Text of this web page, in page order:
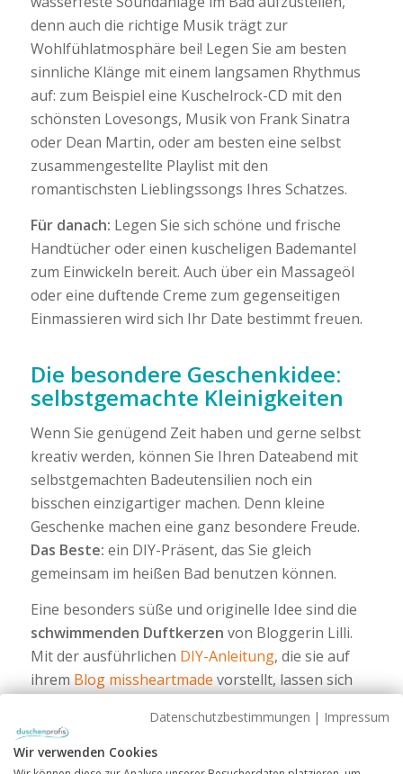
denn auch die richtige Musik trägt zur
Wohlfühlatmosphäre bei! Legen Sie am besten
sinnliche Klänge mit einem langsamen Rhythmus
auf: zum Beispiel eine Kuschelrock-CD mit den
schönsten Lovesongs, Musik von Frank Sinatra
oder Dean Martin, oder am besten eine selbst
zusammengestellte Playlist mit den
romantischsten Lieblingssongs Ihres Schatzes.
Für danach: Legen Sie sich schöne und frische
Handtücher oder einen kuscheligen Bademantel
zum Einwickeln bereit. Auch über ein Massageöl
oder eine duftende Creme zum gegenseitigen
Einmassieren wird sich Ihr Date bestimmt freuen.
Die besondere Geschenkidee:
selbstgemachte Kleinigkeiten
Wenn Sie genügend Zeit haben und gerne selbst
kreativ werden, können Sie Ihren Dateabend mit
selbstgemachten Badeutensilien noch ein
bisschen einzigartiger machen. Denn kleine
Geschenke machen eine ganz besondere Freude.
Das Beste: ein DIY-Präsent, das Sie gleich
gemeinsam im heißen Bad benutzen können.
Eine besonders süße und originelle Idee sind die
schwimmenden Duftkerzen von Bloggerin Lilli.
Mit der ausführlichen DIY-Anleitung, die sie auf
ihrem Blog missheartmadevorstellt, lassen sich
nachbasteln und zum tollen Geschenk für Ihren
Traumabend machen.
Datenschutzbestimmungen | Impressum
Wir verwenden Cookies